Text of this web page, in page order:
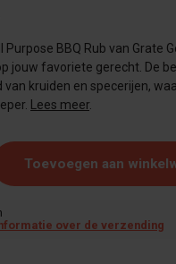
Purpose BBQ Rub van Grate
jouw favoriete gerecht. De
van kruiden en specerijen,
Lees meer
Toevoegen aan
over de verzending